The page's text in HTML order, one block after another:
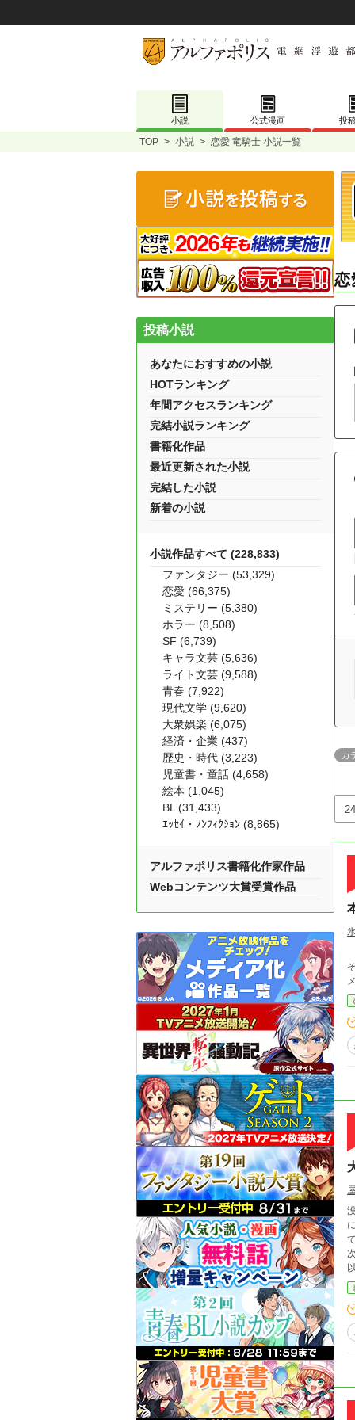
小説 公式漫画 投
TOP > 小説 > 恋愛 竜騎士 小説一覧
恋
カ
そ
投稿小説
あなたにおすすめの小説
HOTランキング
年間アクセスランキング
完結小説ランキング
書籍化作品
最近更新された小説
完結した小説
新着の小説
小説作品すべて (228,833)
ファンタジー (53,329)
恋愛 (66,375)
ミステリー (5,380)
ホラー (8,508)
SF (6,739)
キャラ文芸 (5,636)
ライト文芸 (9,588)
青春 (7,922)
現代文学 (9,620)
大衆娯楽 (6,075)
経済・企業 (437)
歴史・時代 (3,223)
児童書・童話 (4,658)
絵本 (1,045)
BL (31,433)
ｴｯｾｲ・ﾉﾝﾌｨｸｼｮﾝ (8,865)
アルファポリス書籍化作家作品
Webコンテンツ大賞受賞作品